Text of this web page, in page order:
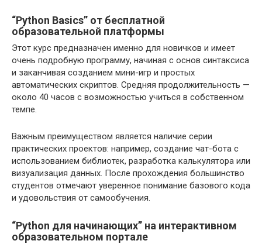
“Python Basics” от бесплатной
образовательной платформы
Этот курс предназначен именно для новичков и имеет
очень подробную программу, начиная с основ синтаксиса
и заканчивая созданием мини-игр и простых
автоматических скриптов. Средняя продолжительность —
около 40 часов с возможностью учиться в собственном
темпе.
Важным преимуществом является наличие серии
практических проектов: например, создание чат-бота с
использованием библиотек, разработка калькулятора или
визуализация данных. После прохождения большинство
студентов отмечают уверенное понимание базового кода
и удовольствия от самообучения.
“Python для начинающих” на интерактивном
образовательном портале